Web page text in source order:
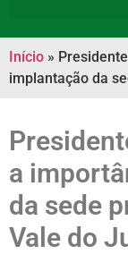
Início »
implantação da
a
da sede
Vale do